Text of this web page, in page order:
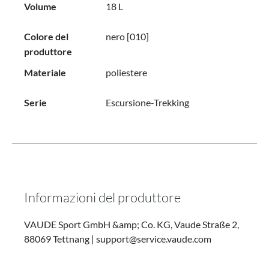
Volume 18 L
Colore del
produttore
nero [010]
Materiale poliestere
Serie Escursione-Trekking
Informazioni del produttore
VAUDE Sport GmbH &amp; Co. KG, Vaude Straße 2,
88069 Tettnang | support@service.vaude.com